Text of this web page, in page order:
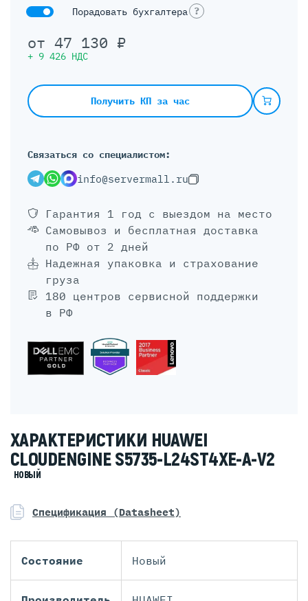
Порадовать бухгалтера ?
от 47 130 ₽
+ 9 426 НДС
Получить КП за час
Связаться со специалистом:
info@servermall.ru
Гарантия 1 год с выездом на место
Самовывоз и бесплатная доставка
по РФ от 2 дней
Надежная упаковка и страхование
груза
180 центров сервисной поддержки
в РФ
ХАРАКТЕРИСТИКИ HUAWEI
CLOUDENGINE S5735-L24ST4XE-A-V2
НОВЫЙ
Спецификация (Datasheet)
Состояние Новый